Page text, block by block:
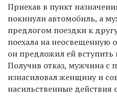
Приехав в пункт
покинули автомобиль, а
предлогом поездки к
поехала на неосвещенную
он предложил ей
Получив отказ, мужчина с
изнасиловал женщину и
насильственные действия